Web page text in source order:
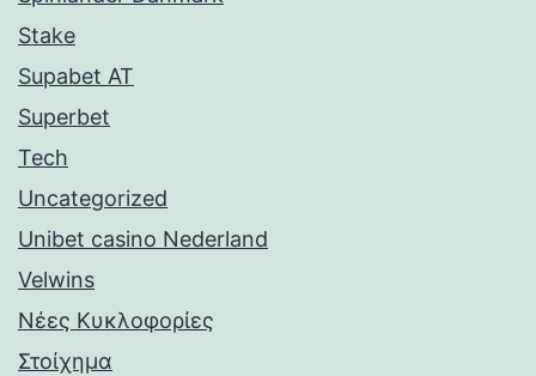
Stake
Supabet AT
Superbet
Tech
Uncategorized
Unibet casino Nederland
Velwins
Νέες Κυκλοφορίες
Στοίχημα